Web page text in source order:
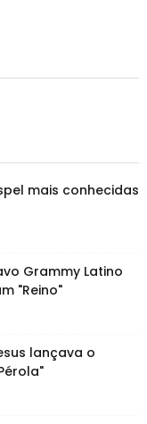
mais conhecidas
Grammy Latino
"Reino"
lançava o